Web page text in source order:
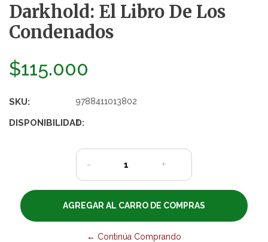
Darkhold: El Libro De Los
Condenados
$115.000
SKU: 9788411013802
DISPONIBILIDAD:
1
- +
← Continúa Comprando